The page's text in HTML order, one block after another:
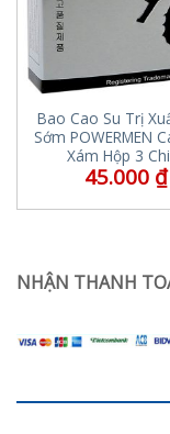
Bao Cao Su Trị
Sớm POWERMEN
Xám Hộp 3
45.000 ₫
NHẬN THANH